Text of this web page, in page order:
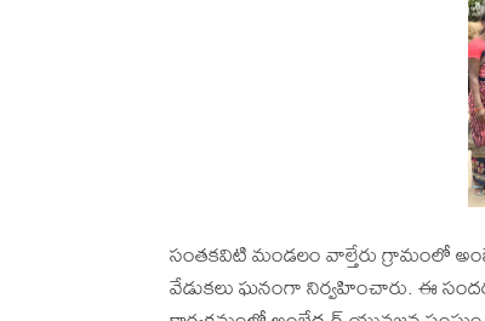
సంతకవిటి మండలం వాల్తేరు గ్రామంలో
వేడుకలు ఘనంగా నిర్వహించారు. ఈ